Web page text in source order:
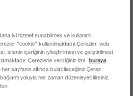
iyi hizmet sunabilmek ve kullanımı
”cookie” kullanılmaktadır.Çerezler, web
sitenin içeriğinin iyileştirilmesi ve geliştirilmesi
Çerezlerle verdiğiniz izni
buraya
sayfanın altında bulabileceğiniz Çerez
yoluyla her zaman düzenleyebilirsiniz.